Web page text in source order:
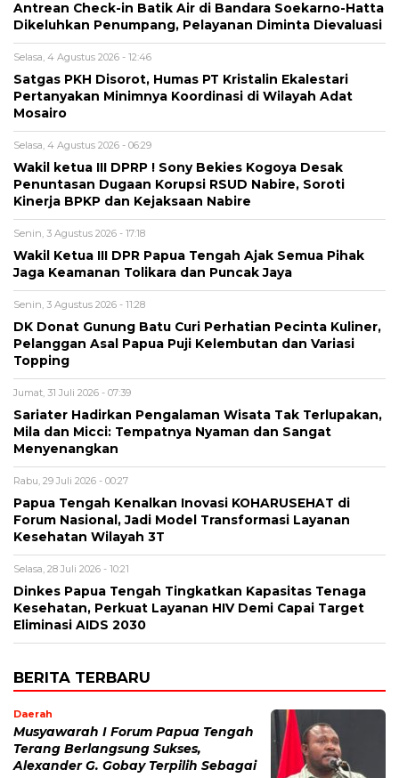
Antrean Check-in Batik Air di Bandara Soekarno-Hatta
Dikeluhkan Penumpang, Pelayanan Diminta Dievaluasi
Selasa, 4 Agustus 2026 - 12:46
Satgas PKH Disorot, Humas PT Kristalin Ekalestari
Pertanyakan Minimnya Koordinasi di Wilayah Adat
Mosairo
Selasa, 4 Agustus 2026 - 06:29
Wakil ketua III DPRP ! Sony Bekies Kogoya Desak
Penuntasan Dugaan Korupsi RSUD Nabire, Soroti
Kinerja BPKP dan Kejaksaan Nabire
Senin, 3 Agustus 2026 - 17:18
Wakil Ketua III DPR Papua Tengah Ajak Semua Pihak
Jaga Keamanan Tolikara dan Puncak Jaya
Senin, 3 Agustus 2026 - 11:28
DK Donat Gunung Batu Curi Perhatian Pecinta Kuliner,
Pelanggan Asal Papua Puji Kelembutan dan Variasi
Topping
Jumat, 31 Juli 2026 - 07:39
Sariater Hadirkan Pengalaman Wisata Tak Terlupakan,
Mila dan Micci: Tempatnya Nyaman dan Sangat
Menyenangkan
Rabu, 29 Juli 2026 - 00:27
Papua Tengah Kenalkan Inovasi KOHARUSEHAT di
Forum Nasional, Jadi Model Transformasi Layanan
Kesehatan Wilayah 3T
Selasa, 28 Juli 2026 - 10:21
Dinkes Papua Tengah Tingkatkan Kapasitas Tenaga
Kesehatan, Perkuat Layanan HIV Demi Capai Target
Eliminasi AIDS 2030
BERITA TERBARU
Daerah
Musyawarah I Forum Papua Tengah
Terang Berlangsung Sukses,
Alexander G. Gobay Terpilih Sebagai